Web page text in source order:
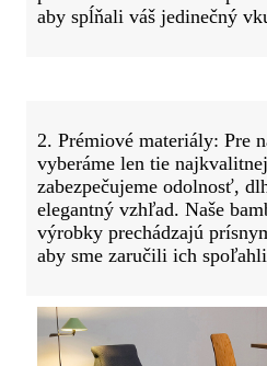
aby spĺňali váš jedinečný
2. Prémiové materiály: Pre
vyberáme len tie
zabezpečujeme odolnosť,
elegantný vzhľad. Naše
výrobky prechádzajú
aby sme zaručili ich